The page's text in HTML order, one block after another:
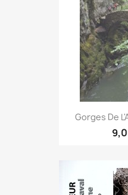
Gorges De